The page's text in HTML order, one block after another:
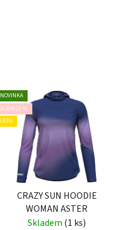
NOVINKA
SLEVA 20 %
LÉTO
CRAZY SUN HOODIE
WOMAN ASTER
Skladem (1 ks)